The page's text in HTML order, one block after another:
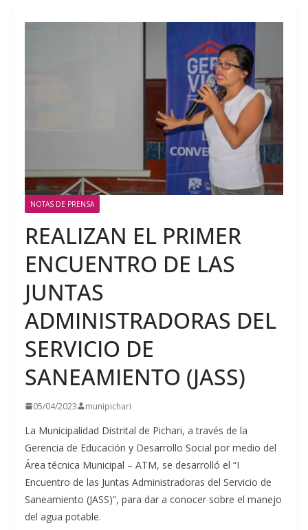
NOTAS DE PRENSA
REALIZAN EL PRIMER
ENCUENTRO DE LAS
JUNTAS
ADMINISTRADORAS DEL
SERVICIO DE
SANEAMIENTO (JASS)
05/04/2023 munipichari
La Municipalidad Distrital de Pichari, a través de la
Gerencia de Educación y Desarrollo Social por medio del
Área técnica Municipal – ATM, se desarrolló el “I
Encuentro de las Juntas Administradoras del Servicio de
Saneamiento (JASS)”, para dar a conocer sobre el manejo
del agua potable.